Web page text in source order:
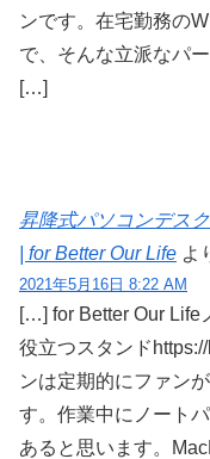
ンです。在宅勤務の
で、そんな立派なパ
[…]
昇降式パソコンデス
| for Better Our Life よ
2021年5月16日 8:22 AM
[…] for Better Our Life
役立つスタンド
ンは定期的にファン
す。作業中にノート
あると思います。